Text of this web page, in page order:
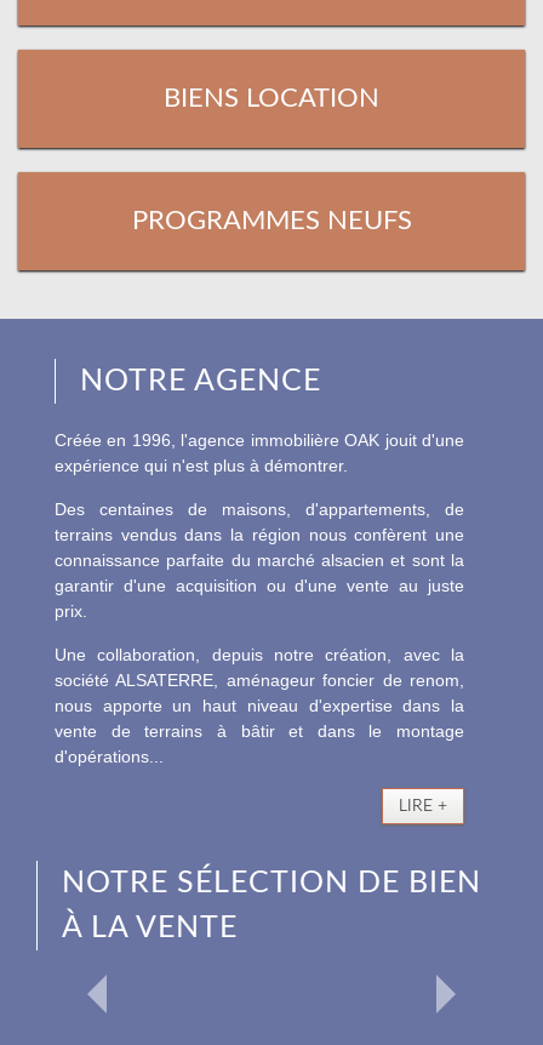
BIENS LOCATION
PROGRAMMES NEUFS
NOTRE AGENCE
Créée en 1996, l'agence immobilière OAK jouit d'une
expérience qui n'est plus à démontrer.
Des centaines de maisons, d'appartements, de
terrains vendus dans la région nous confèrent une
connaissance parfaite du marché alsacien et sont la
garantir d'une acquisition ou d'une vente au juste
prix.
Une collaboration, depuis notre création, avec la
société ALSATERRE, aménageur foncier de renom,
nous apporte un haut niveau d'expertise dans la
vente de terrains à bâtir et dans le montage
d'opérations...
LIRE +
NOTRE SÉLECTION DE BIEN
À LA VENTE